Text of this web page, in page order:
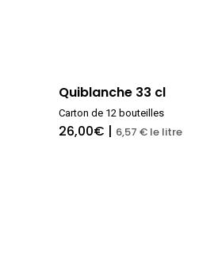
Quiblanche 33 cl
Carton de 12 bouteilles
26,00€ | 6,57 € le litre